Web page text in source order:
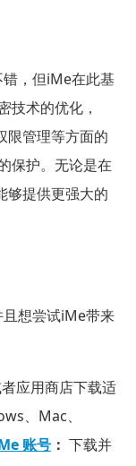
，但iMe在此基
技术的优化，
限管理等方面的
保护。无论是在
够提供更强大的
想尝试iMe带来
应用商店下载适
、Mac、
账号： 下载并